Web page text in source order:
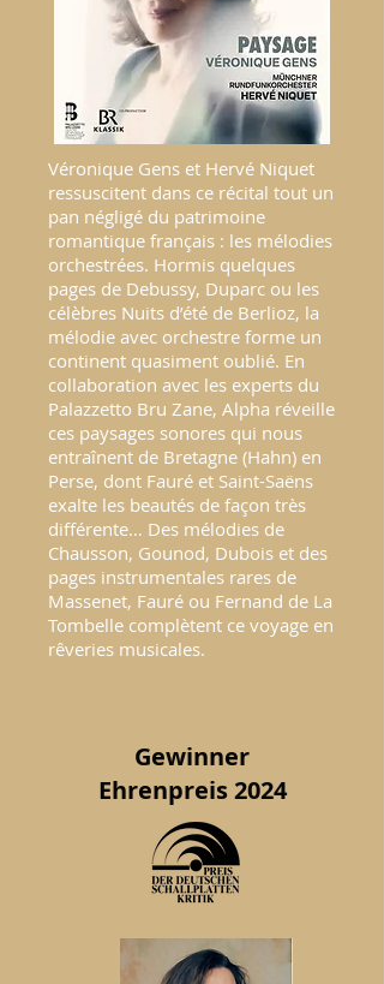
Véronique Gens et Hervé Niquet
ressuscitent dans ce récital tout un
pan négligé du patrimoine
romantique français : les mélodies
orchestrées. Hormis quelques
pages de Debussy, Duparc ou les
célèbres Nuits d’été de Berlioz, la
mélodie avec orchestre forme un
continent quasiment oublié. En
collaboration avec les experts du
Palazzetto Bru Zane, Alpha réveille
ces paysages sonores qui nous
entraînent de Bretagne (Hahn) en
Perse, dont Fauré et Saint-Saëns
exalte les beautés de façon très
différente… Des mélodies de
Chausson, Gounod, Dubois et des
pages instrumentales rares de
Massenet, Fauré ou Fernand de La
Tombelle complètent ce voyage en
rêveries musicales.
Gewinner
Ehrenpreis 2024